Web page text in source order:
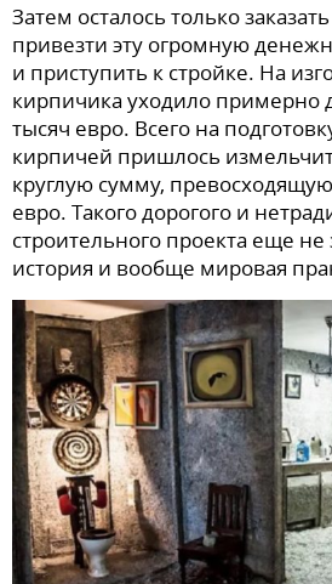
Затем осталось только
привезти эту огромную
и приступить к стройке. На
кирпичика уходило примерно
тысяч евро. Всего на
кирпичей пришлось
круглую сумму,
евро. Такого дорогого и
строительного проекта еще не
история и вообще мировая